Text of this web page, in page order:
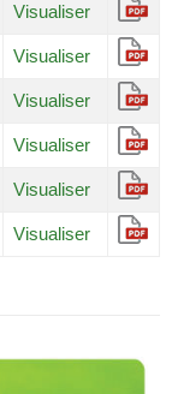
Visualiser
Visualiser
Visualiser
Visualiser
Visualiser
Visualiser